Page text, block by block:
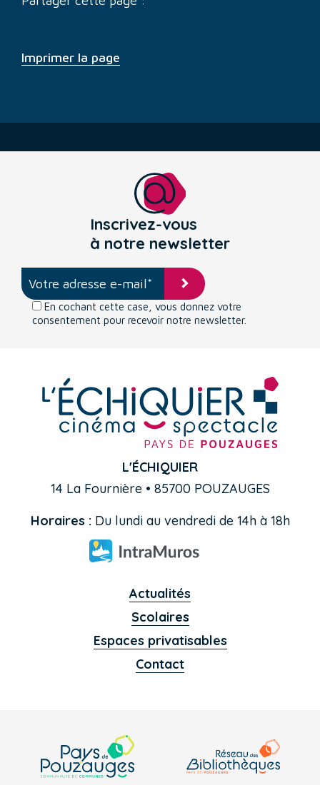
Imprimer la page
Inscrivez-vous
à notre newsletter
En cochant cette case, vous donnez votre
consentement pour recevoir notre newsletter.
L'ÉCHIQUIER
14 La Fournière • 85700 POUZAUGES
Horaires : Du lundi au vendredi de 14h à 18h
Actualités
Scolaires
Espaces privatisables
Contact